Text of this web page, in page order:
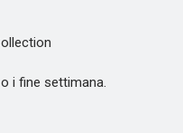
i fine settimana.